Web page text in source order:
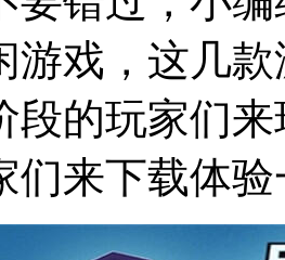
游戏，这几
段的玩家们
们来下载体